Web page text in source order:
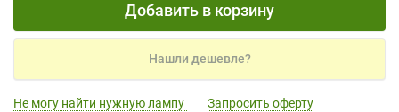
Добавить в корзину
Нашли дешевле?
Не могу найти нужную лампу
Запросить оферту